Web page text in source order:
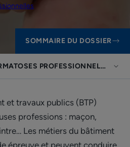
SOMMAIRE DU DOSSIER
PROFESSIONNELLES
et travaux publics (BTP)
professions : maçon,
Les métiers du bâtiment
épreuve et peuvent conduire